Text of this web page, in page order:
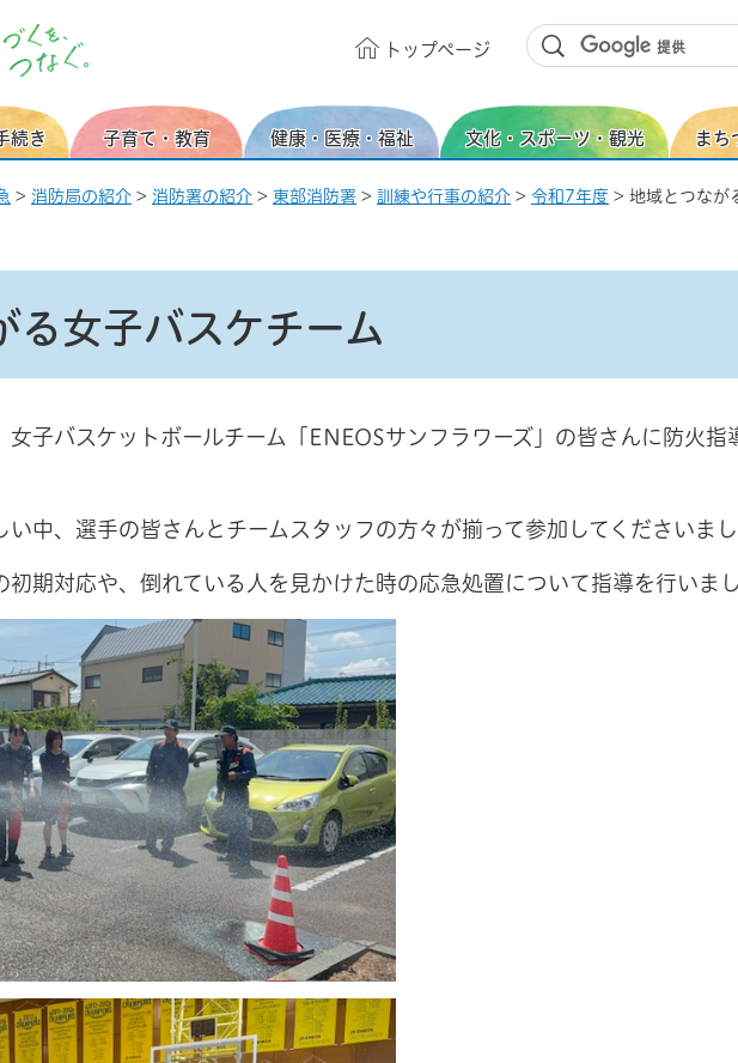
トップページ
続き 子育て・教育 健康・医療・福祉 文化・スポーツ・観光 まち
> 消防局の紹介 > 消防署の紹介 > 東部消防署 > 訓練や行事の紹介 > 令和7年度 > 地域とつなが
る女子バスケチーム
子バスケットボールチーム「ENEOSサンフラワーズ」の皆さんに防火指
い中、選手の皆さんとチームスタッフの方々が揃って参加してくださいまし
期対応や、倒れている人を見かけた時の応急処置について指導を行いまし